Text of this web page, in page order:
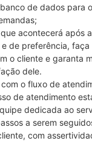
de dados para
acontecerá após
de preferência, faça
o cliente e garanta
dele.
o fluxo de
de atendimento
dedicada ao
a serem
com